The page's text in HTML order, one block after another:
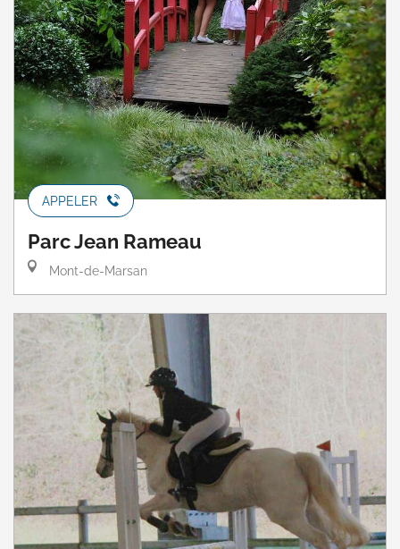
APPELER
Parc Jean Rameau
Mont-de-Marsan